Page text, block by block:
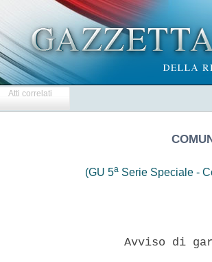
Atti correlati
(GU 5a Serie Speciale -
Avviso di